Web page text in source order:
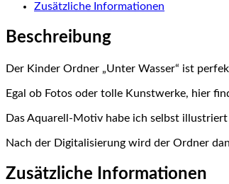
Zusätzliche Informationen
Beschreibung
Der Kinder Ordner „Unter Wasser“ ist
Egal ob Fotos oder tolle Kunstwerke, hier
Das Aquarell-Motiv habe ich selbst
Nach der Digitalisierung wird der Ordner
Zusätzliche Informationen